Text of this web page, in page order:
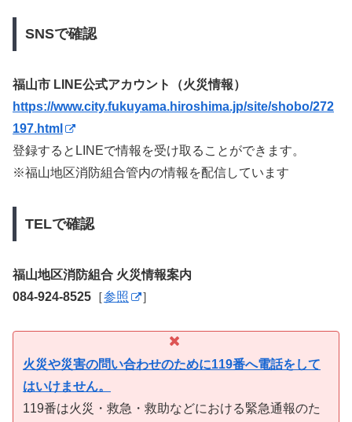
SNSで確認
福山市 LINE公式アカウント（火災情報）
https://www.city.fukuyama.hiroshima.jp/site/shobo/272
197.html
登録するとLINEで情報を受け取ることができます。
※福山地区消防組合管内の情報を配信しています
TELで確認
福山地区消防組合 火災情報案内
084-924-8525 ［参照 ］
火災や災害の問い合わせのために119番へ電話をして
はいけません。
119番は火災・救急・救助などにおける緊急通報のた